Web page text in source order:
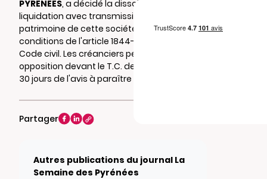
PYRENEES, a décidé la dissolution sans
liquidation avec transmission universelle de
patrimoine de cette société dans les
conditions de l'article 1844-5 alinéa 3 du
Code civil. Les créanciers peuvent former
opposition devant le T.C. de TARBES dans les
30 jours de l'avis à paraître dans le BODACC.
Partager
Autres publications du journal La
Semaine des Pyrénées